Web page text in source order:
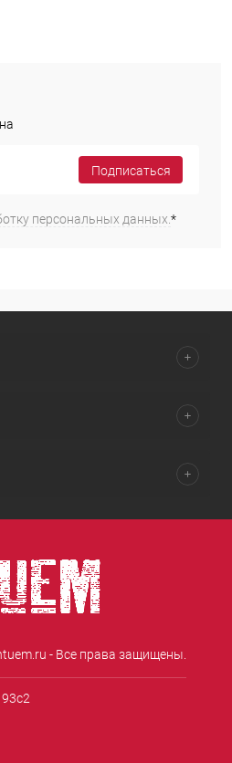
Подписаться
персональных данных.*
- Все права защищены.